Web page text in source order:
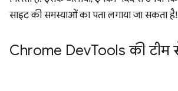
साइट की समस्याओं का पता लगाया जा सकता है!
Chrome DevTools की टीम